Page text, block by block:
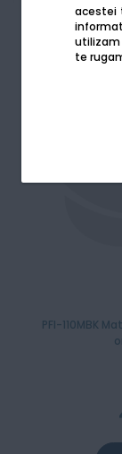
acestei
te
PFI-110MBK